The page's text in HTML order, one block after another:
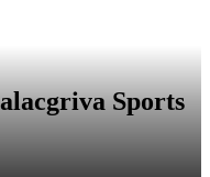
Sports